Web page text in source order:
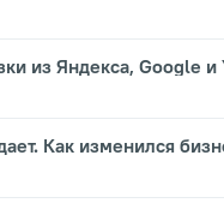
из Яндекса, Google
Как изменился